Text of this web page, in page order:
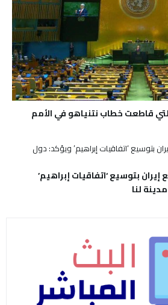
هي الدول الـ77 التي قاطعت خطاب نتنياهو في الأمم
بتوسيع ‘اتفاقيات إبراهيم’
لنا